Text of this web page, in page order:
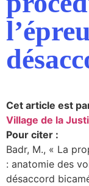
Cet article est
Village de la
Pour citer :
Badr, M., « La
: anatomie des
désaccord